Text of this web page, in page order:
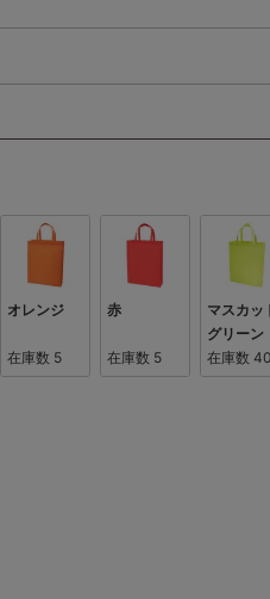
オレンジ
在庫数 5
赤
在庫数 5
マスカッ
グリーン
在庫数 40